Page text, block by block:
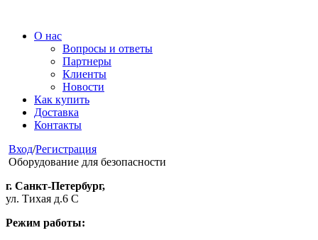
О нас
Вопросы и ответы
Партнеры
Клиенты
Новости
Как купить
Доставка
Контакты
Вход/Регистрация
Оборудование для безопасности
г. Санкт-Петербург,
ул. Тихая д.6 С
Режим работы: